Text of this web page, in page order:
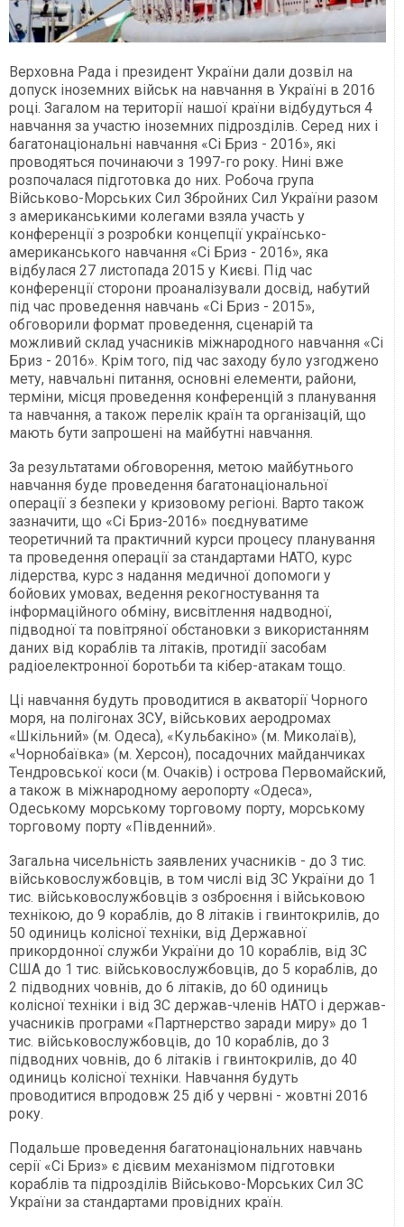
Верховна Рада і президент України дали дозвіл на
допуск іноземних військ на навчання в Україні в 2016
році. Загалом на території нашої країни відбудуться 4
навчання за участю іноземних підрозділів. Серед них і
багатонаціональні навчання «Сі Бриз - 2016», які
проводяться починаючи з 1997-го року. Нині вже
розпочалася підготовка до них. Робоча група
Військово-Морських Сил Збройних Сил України разом
з американськими колегами взяла участь у
конференції з розробки концепції українсько-
американського навчання «Сі Бриз - 2016», яка
відбулася 27 листопада 2015 у Києві. Під час
конференції сторони проаналізували досвід, набутий
під час проведення навчань «Сі Бриз - 2015»,
обговорили формат проведення, сценарій та
можливий склад учасників міжнародного навчання «Сі
Бриз - 2016». Крім того, під час заходу було узгоджено
мету, навчальні питання, основні елементи, райони,
терміни, місця проведення конференцій з планування
та навчання, а також перелік країн та організацій, що
мають бути запрошені на майбутні навчання.
За результатами обговорення, метою майбутнього
навчання буде проведення багатонаціональної
операції з безпеки у кризовому регіоні. Варто також
зазначити, що «Сі Бриз-2016» поєднуватиме
теоретичний та практичний курси процесу планування
та проведення операції за стандартами НАТО, курс
лідерства, курс з надання медичної допомоги у
бойових умовах, ведення рекогностування та
інформаційного обміну, висвітлення надводної,
підводної та повітряної обстановки з використанням
даних від кораблів та літаків, протидії засобам
радіоелектронної боротьби та кібер-атакам тощо.
Ці навчання будуть проводитися в акваторії Чорного
моря, на полігонах ЗСУ, військових аеродромах
«Шкільний» (м. Одеса), «Кульбакіно» (м. Миколаїв),
«Чорнобаївка» (м. Херсон), посадочних майданчиках
Тендровської коси (м. Очаків) і острова Первомайский,
а також в міжнародному аеропорту «Одеса»,
Одеському морському торговому порту, морському
торговому порту «Південний».
Загальна чисельність заявлених учасників - до 3 тис.
військовослужбовців, в том числі від ЗС України до 1
тис. військовослужбовців з озброєння і військовою
технікою, до 9 кораблів, до 8 літаків і гвинтокрилів, до
50 одиниць колісної техніки, від Державної
прикордонної служби України до 10 кораблів, від ЗС
США до 1 тис. військовослужбовців, до 5 кораблів, до
2 підводних човнів, до 6 літаків, до 60 одиниць
колісної техніки і від ЗС держав-членів НАТО і держав-
учасників програми «Партнерство заради миру» до 1
тис. військовослужбовців, до 10 кораблів, до 3
підводних човнів, до 6 літаків і гвинтокрилів, до 40
одиниць колісної техніки. Навчання будуть
проводитися впродовж 25 діб у червні - жовтні 2016
року.
Подальше проведення багатонаціональних навчань
серії «Сі Бриз» є дієвим механізмом підготовки
кораблів та підрозділів Військово-Морських Сил ЗС
України за стандартами провідних країн.